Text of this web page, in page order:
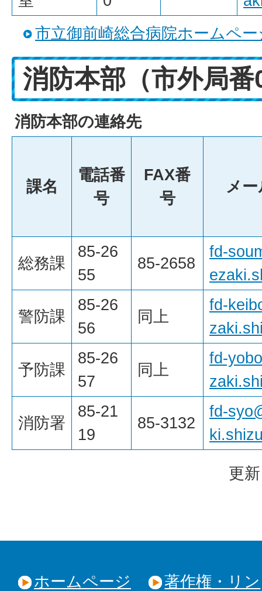
市立御前崎総合病院ホームペー
消防本部（市外局番
消防本部の連絡先
課名
電話番
号
FAX番
号
メ
総務課
85-26
55
85-2658
fd-
警防課
85-26
56
同上
fd-
予防課
85-26
57
同上
fd-
消防署
85-21
19
85-3132
fd-
更
ホームページ
著作権・リン